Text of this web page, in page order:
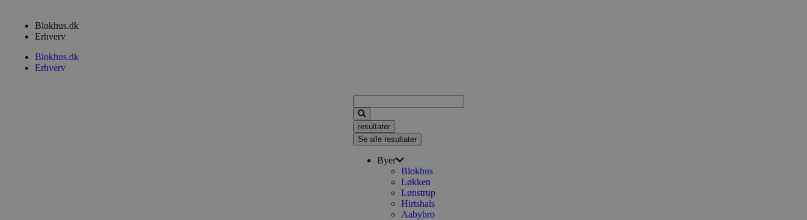
Blokhus.dk
Erhverv
Blokhus.dk
Erhverv
resultater
Se alle resultater
Byer
Blokhus
Løkken
Lønstrup
Hirtshals
Aabybro